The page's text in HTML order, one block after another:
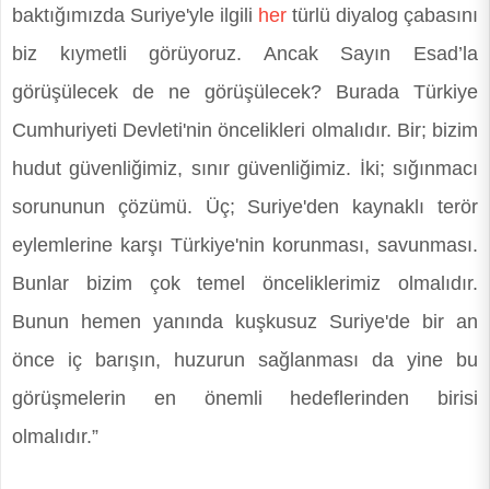
baktığımızda Suriye'yle ilgili her türlü diyalog çabasını
biz kıymetli görüyoruz. Ancak Sayın Esad’la
görüşülecek de ne görüşülecek? Burada Türkiye
Cumhuriyeti Devleti'nin öncelikleri olmalıdır. Bir; bizim
hudut güvenliğimiz, sınır güvenliğimiz. İki; sığınmacı
sorununun çözümü. Üç; Suriye'den kaynaklı terör
eylemlerine karşı Türkiye'nin korunması, savunması.
Bunlar bizim çok temel önceliklerimiz olmalıdır.
Bunun hemen yanında kuşkusuz Suriye'de bir an
önce iç barışın, huzurun sağlanması da yine bu
görüşmelerin en önemli hedeflerinden birisi
olmalıdır.”